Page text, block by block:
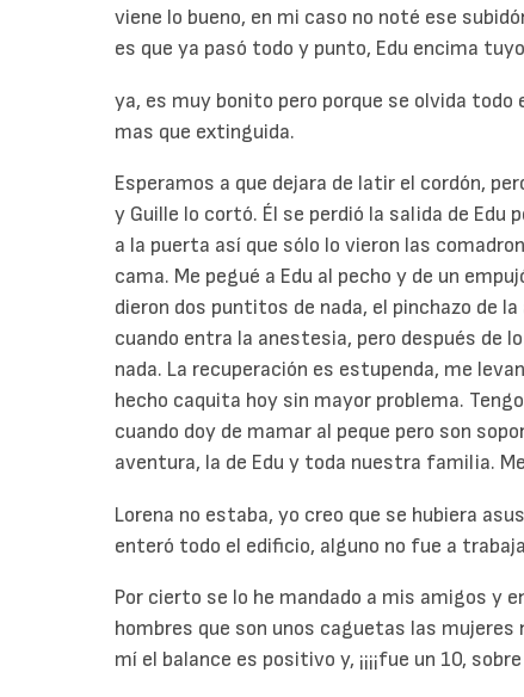
viene lo bueno, en mi caso no noté ese
es que ya pasó todo y punto, Edu encima
ya, es muy bonito pero porque se olvida todo
mas que extinguida.
Esperamos a que dejara de latir el cordón,
y Guille lo cortó. Él se perdió la salida de
a la puerta así que sólo lo vieron las
cama. Me pegué a Edu al pecho y de un
dieron dos puntitos de nada, el pinchazo de
cuando entra la anestesia, pero después de
nada. La recuperación es estupenda, me
hecho caquita hoy sin mayor problema.
cuando doy de mamar al peque pero son
aventura, la de Edu y toda nuestra familia.
Lorena no estaba, yo creo que se hubiera
enteró todo el edificio, alguno no fue a
Por cierto se lo he mandado a mis amigos y
hombres que son unos caguetas las mujeres
mí el balance es positivo y, ¡¡¡¡fue un 10,